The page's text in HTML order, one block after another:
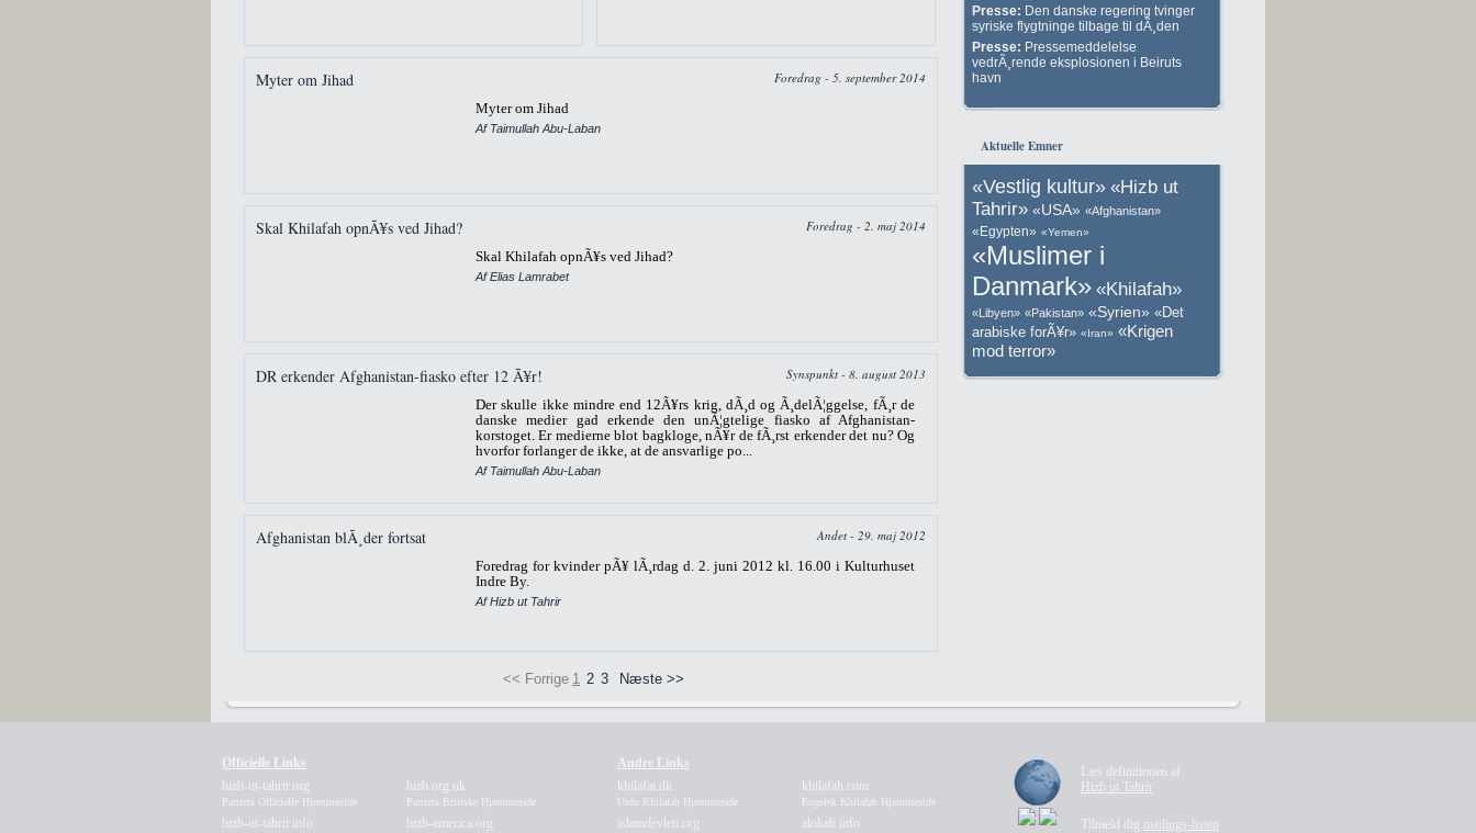
Myter om Jihad
Foredrag - 5. september 2014
Myter om Jihad
Af Taimullah Abu-Laban
Skal Khilafah opnÃ¥s ved Jihad?
Foredrag - 2. maj 2014
Skal Khilafah opnÃ¥s ved Jihad?
Af Elias Lamrabet
DR erkender Afghanistan-fiasko efter 12 Ã¥r!
Synspunkt - 8. august 2013
Der skulle ikke mindre end 12Ã¥rs krig, dÃ¸d og Ã¸delÃ¦ggelse, fÃ¸r de
danske medier gad erkende den unÃ¦gtelige fiasko af Afghanistan-
korstoget. Er medierne blot bagkloge, nÃ¥r de fÃ¸rst erkender det nu? Og
hvorfor forlanger de ikke, at de ansvarlige po...
Af Taimullah Abu-Laban
Afghanistan blÃ¸der fortsat
Andet - 29. maj 2012
Foredrag for kvinder pÃ¥ lÃ¸rdag d. 2. juni 2012 kl. 16.00 i Kulturhuset
Indre By.
Af Hizb ut Tahrir
<< Forrige 1 2 3 Næste >>
Presse: Den danske regering tvinger
syriske flygtninge tilbage til dÃ¸den
Presse: Pressemeddelelse
vedrÃ¸rende eksplosionen i Beiruts
havn
Aktuelle Emner
«Vestlig kultur» «Hizb ut
Tahrir» «USA» «Afghanistan»
«Egypten» «Yemen»
«Muslimer i
Danmark» «Khilafah»
«Libyen» «Pakistan» «Syrien» «Det
arabiske forÃ¥r» «Iran» «Krigen
mod terror»
Officielle Links
hizb-ut-tahrir.org
Partiets Officielle Hjemmeside
hizb.org.uk
Partiets Britiske Hjemmeside
hizb-ut-tahrir.info hizb-america.org
Andre Links
khilafat.dk
Urdu Khilafah Hjemmeside
khilafah.com
Engelsk Khilafah Hjemmeside
islamdevleti.org alokab.info
Læs definitionen af
Hizb ut Tahrir
Tilmeld dig mailings-listen